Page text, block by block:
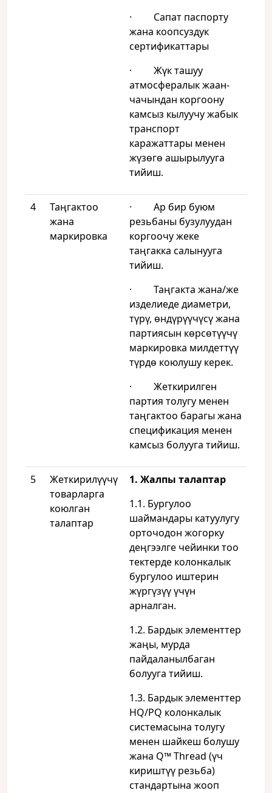
· Сапат паспорту
жана коопсуздук
сертификаттары
· Жүк ташуу
атмосфералык жаан-
чачындан коргоону
камсыз кылуучу жабык
транспорт
каражаттары менен
жүзөгө ашырылууга
тийиш.
4
Таңгактоо
жана
маркировка
· Ар бир буюм
резьбаны бузулуудан
коргоочу жеке
таңгакка салынууга
тийиш.
· Таңгакта жана/же
изделиеде диаметри,
түрү, өндүрүүчүсү жана
партиясын көрсөтүүчү
маркировка милдеттүү
түрдө коюлушу керек.
· Жеткирилген
партия толугу менен
таңгактоо барагы жана
спецификация менен
камсыз болууга тийиш.
5
Жеткирилүүчү
товарларга
коюлган
талаптар
1. Жалпы талаптар
1.1. Бургулоо
шаймандары катуулугу
орточодон жогорку
деңгээлге чейинки тоо
тектерде колонкалык
бургулоо иштерин
жүргүзүү үчүн
арналган.
1.2. Бардык элементтер
жаңы, мурда
пайдаланылбаган
болууга тийиш.
1.3. Бардык элементтер
HQ/PQ колонкалык
системасына толугу
менен шайкеш болушу
жана Q™ Thread (үч
кириштүү резьба)
стандартына жооп